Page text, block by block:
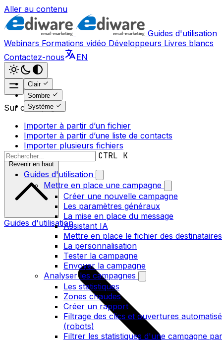
Aller au contenu
Guides d'utilisation
Webinars Formations vidéo Développeurs Livres blancs
Contactez-nous
EN
Clair
Sombre
Système
CTRL K
Guides d'utilisation
Mettre en place une campagne
Créer une nouvelle campagne
Les paramètres généraux
La mise en place du message
Assistant IA
Mettre en place le fichier des destinataires
La personnalisation
Tester la campagne
Envoyer la campagne
Analyser les campagnes
Les statistiques
Zones chaudes
Créer un rapport
Filtrage des clics et ouvertures
(robots)
Filtrer les statistiques d'une campagne par
Sur cette page
Importer à partir d’un fichier
Importer à partir d’une liste de contacts
Importer plusieurs fichiers
Revenir en haut
Guides d'utilisation